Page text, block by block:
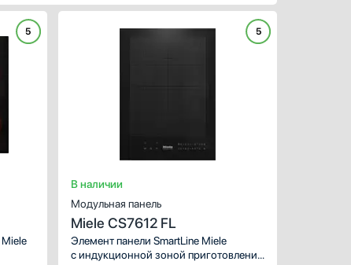
Евросоюз
Испания
Показать все
Гарантия, мес
ХАРАКТЕРИСТИКИ
5 5
В наличии
Модульная панель
Miele CS7612 FL
Элемент панели SmartLine Miele
с индукционной зоной приготовления